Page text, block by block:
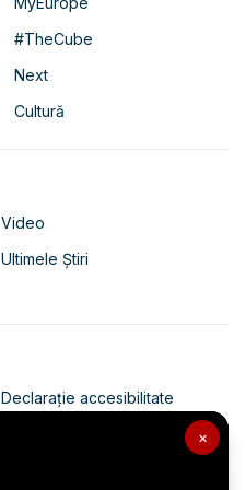
×
#TheCube
Next
Cultură
Video
Ultimele Știri
Declarație accesibilitate
Politica de confidențialitate